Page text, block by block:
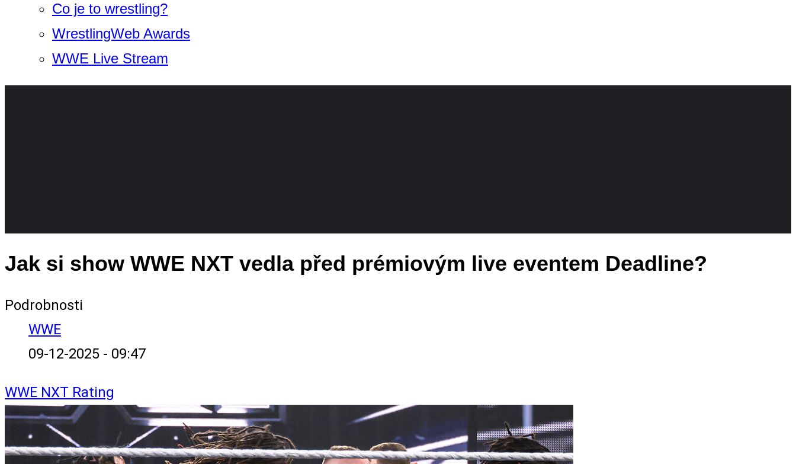
Co je to wrestling?
WrestlingWeb Awards
WWE Live Stream
Jak si show WWE NXT vedla před prémiovým live eventem Deadline?
Podrobnosti
WWE
09-12-2025 - 09:47
WWE NXT Rating